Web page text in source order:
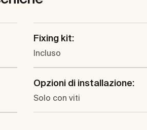
Fixing kit:
Incluso
Opzioni di installazione:
Solo con viti